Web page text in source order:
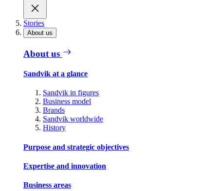
Stories
About us
About us
Sandvik at a glance
Sandvik in figures
Business model
Brands
Sandvik worldwide
History
Purpose and strategic objectives
Expertise and innovation
Business areas